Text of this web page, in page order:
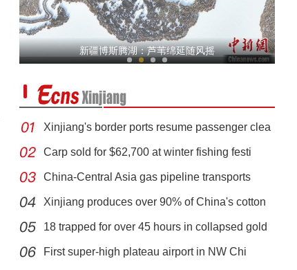
【新春纪事】新疆博湖：张灯结彩年味浓 “如
新疆博斯腾湖：芦苇绵延随风摇
Xinjiang's border ports resume passenger clea
Carp sold for $62,700 at winter fishing festi
China-Central Asia gas pipeline transports
Xinjiang produces over 90% of China's cotton
18 trapped for over 45 hours in collapsed gold
First super-high plateau airport in NW Chi